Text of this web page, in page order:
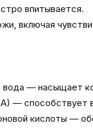
впитывается.
включая
вода — насыщает
—
кислоты —